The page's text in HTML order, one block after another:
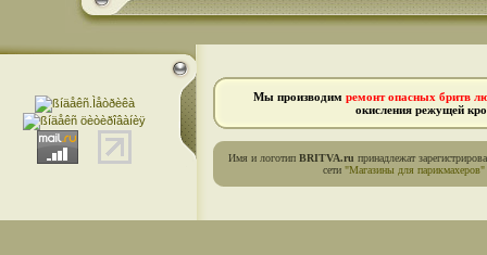
Мы производим ремонт опасных бритв
окисления режущей
Имя и логотип BRITVA.ru принадлежат
сети "Магазины для парикмахеров"